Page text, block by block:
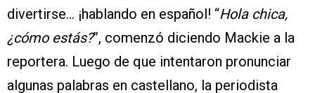
divertirse… ¡hablando en español! “Hola chica,
¿cómo estás?”, comenzó diciendo Mackie a la
reportera. Luego de que intentaron pronunciar
algunas palabras en castellano, la periodista